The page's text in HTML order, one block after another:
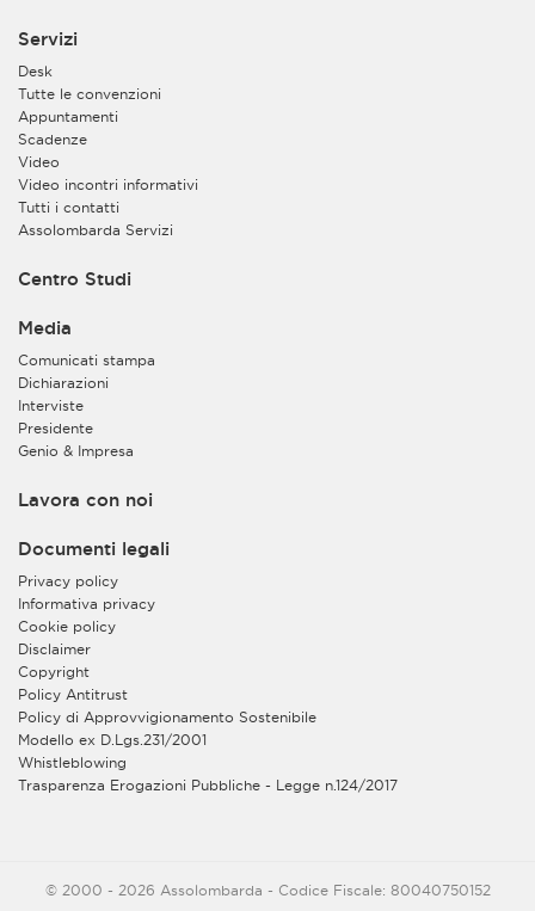
Servizi
Desk
Tutte le convenzioni
Appuntamenti
Scadenze
Video
Video incontri informativi
Tutti i contatti
Assolombarda Servizi
Centro Studi
Media
Comunicati stampa
Dichiarazioni
Interviste
Presidente
Genio & Impresa
Lavora con noi
Documenti legali
Privacy policy
Informativa privacy
Cookie policy
Disclaimer
Copyright
Policy Antitrust
Policy di Approvvigionamento Sostenibile
Modello ex D.Lgs.231/2001
Whistleblowing
Trasparenza Erogazioni Pubbliche - Legge n.124/2017
© 2000 - 2026 Assolombarda - Codice Fiscale: 80040750152